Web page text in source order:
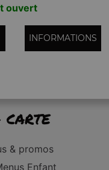
ouvert
INFORMATIONS
carte
& promos
Enfant